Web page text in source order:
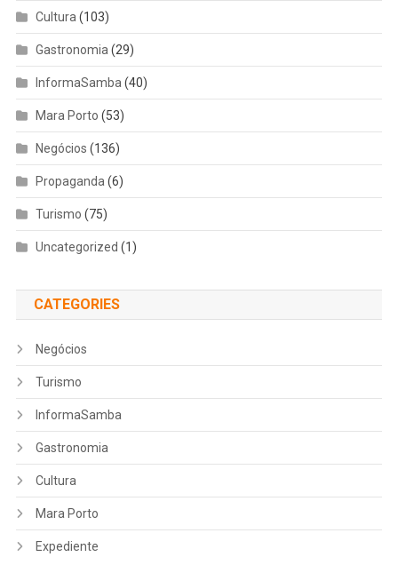
Cultura(103)
Gastronomia(29)
InformaSamba(40)
Mara Porto (53)
Negócios (136)
Propaganda(6)
Turismo (75)
Uncategorized (1)
CATEGORIES
Negócios
Turismo
InformaSamba
Gastronomia
Cultura
Mara Porto
Expediente